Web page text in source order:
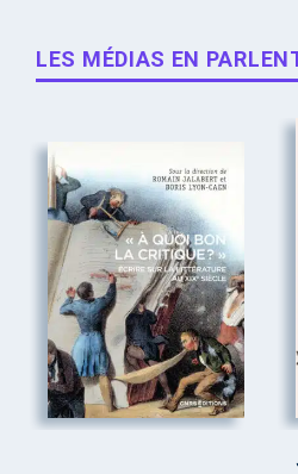
LES MÉDIAS EN